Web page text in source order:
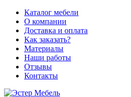
Каталог мебели
О компании
Доставка и оплата
Как заказать?
Материалы
Наши работы
Отзывы
Контакты